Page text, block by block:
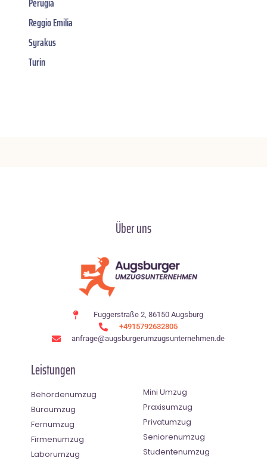
Reggio Emilia
Syrakus
Turin
Über uns
Fuggerstraße 2, 86150 Augsburg
+4915792632805
anfrage@augsburgerumzugsunternehmen.de
Leistungen
Behördenumzug
Büroumzug
Fernumzug
Firmenumzug
Laborumzug
Mini Umzug
Praxisumzug
Privatumzug
Seniorenumzug
Studentenumzug